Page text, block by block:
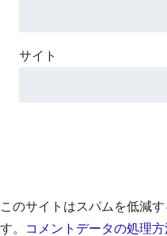
サイト
このサイトはスパムを低減
す。
コメントデータの処理